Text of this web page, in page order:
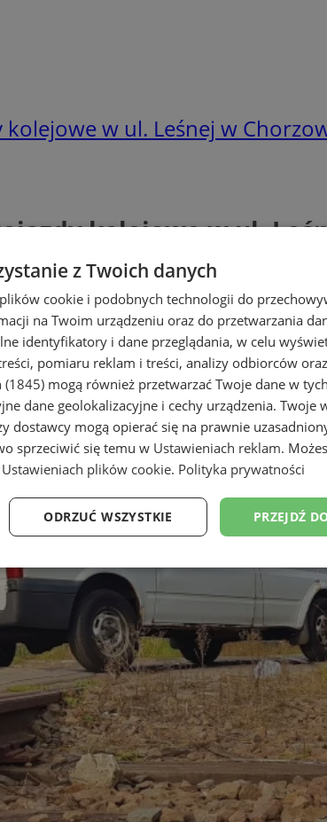
w ul. Leśnej w
kolejowe w ul.
z Twoich danych
cookie i podobnych technologii do
na Twoim urządzeniu oraz do przetwarzania
identyfikatory i dane przeglądania, w celu
pomiaru reklam i treści, analizy odbiorców
(1845) mogą również przetwarzać Twoje dane w
dane geolokalizacyjne i cechy urządzenia. Twoje
dostawcy mogą opierać się na prawnie
sprzeciwić się temu w Ustawieniach reklam.
Ustawieniach plików cookie. Polityka prywatności
PRZEJDŹ
ODRZUĆ WSZYSTKIE
Targetowanie Funkcjonalność
Targetowanie Funkcjonalność
z podstawowych funkcji strony internetowej, takich jak
cookie nie można prawidłowo korzystać ze strony internetowej.
/Domena
Okres
przechowywania
Opis
1 rok
Ten plik cookie przechowuje